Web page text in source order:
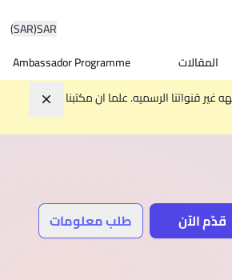
SAR
(SAR)
المقالات
Ambassador Programme
قنواتنا الرسميه. علما ان مكتبنا
تجاهل
قدّم الآن طلب معلومات